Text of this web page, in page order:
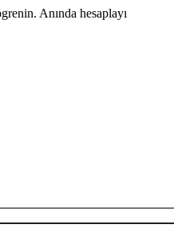
Anında hesaplayı